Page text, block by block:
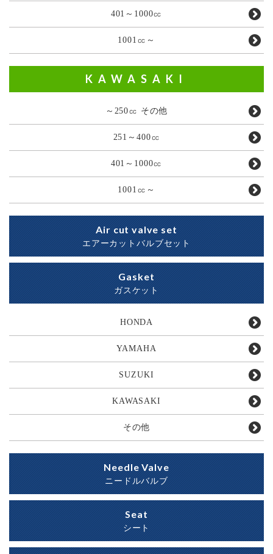
401～1000㏄
1001㏄～
KAWASAKI
～250㏄ その他
251～400㏄
401～1000㏄
1001㏄～
Air cut valve set
エアーカットバルブセット
Gasket
ガスケット
HONDA
YAMAHA
SUZUKI
KAWASAKI
その他
Needle Valve
ニードルバルブ
Seat
シート